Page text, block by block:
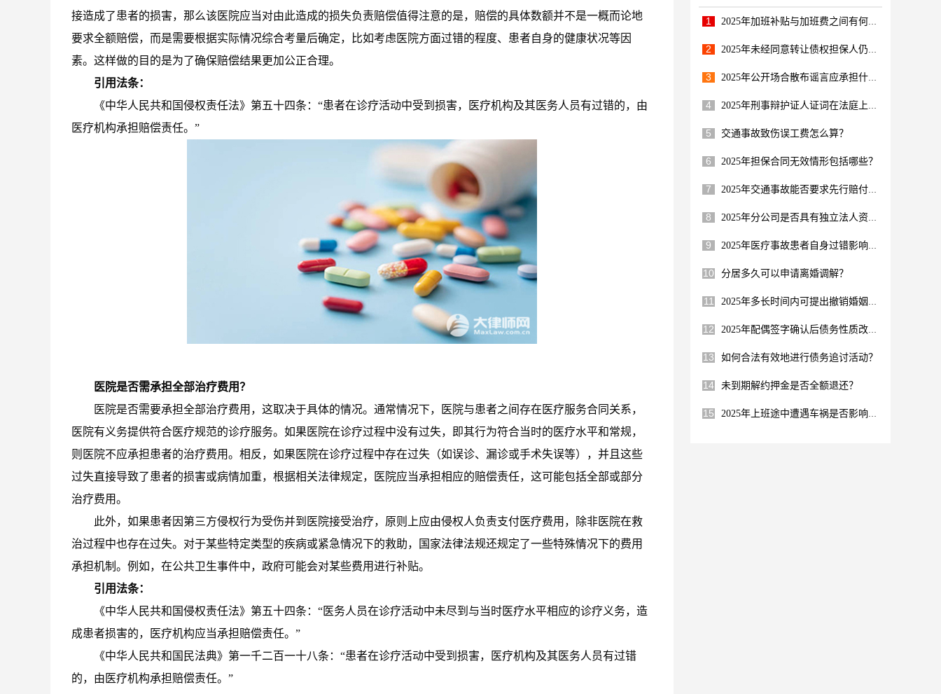
接造成了患者的损害，那么该医院应当对由此造成的损失负责赔偿值得注意的是，赔偿的具体数额并不是一概而论地
要求全额赔偿，而是需要根据实际情况综合考量后确定，比如考虑医院方面过错的程度、患者自身的健康状况等因
素。这样做的目的是为了确保赔偿结果更加公正合理。
引用法条：
《中华人民共和国侵权责任法》第五十四条：“患者在诊疗活动中受到损害，医疗机构及其医务人员有过错的，由
医疗机构承担赔偿责任。”
医院是否需承担全部治疗费用？
医院是否需要承担全部治疗费用，这取决于具体的情况。通常情况下，医院与患者之间存在医疗服务合同关系，
医院有义务提供符合医疗规范的诊疗服务。如果医院在诊疗过程中没有过失，即其行为符合当时的医疗水平和常规，
则医院不应承担患者的治疗费用。相反，如果医院在诊疗过程中存在过失（如误诊、漏诊或手术失误等），并且这些
过失直接导致了患者的损害或病情加重，根据相关法律规定，医院应当承担相应的赔偿责任，这可能包括全部或部分
治疗费用。
此外，如果患者因第三方侵权行为受伤并到医院接受治疗，原则上应由侵权人负责支付医疗费用，除非医院在救
治过程中也存在过失。对于某些特定类型的疾病或紧急情况下的救助，国家法律法规还规定了一些特殊情况下的费用
承担机制。例如，在公共卫生事件中，政府可能会对某些费用进行补贴。
引用法条：
《中华人民共和国侵权责任法》第五十四条：“医务人员在诊疗活动中未尽到与当时医疗水平相应的诊疗义务，造
成患者损害的，医疗机构应当承担赔偿责任。”
《中华人民共和国民法典》第一千二百一十八条：“患者在诊疗活动中受到损害，医疗机构及其医务人员有过错
的，由医疗机构承担赔偿责任。”
1 2025年加班补贴与加班费之间有何区别呢？
2 2025年未经同意转让债权担保人仍担责吗？
3 2025年公开场合散布谣言应承担什么责任？
4 2025年刑事辩护证人证词在法庭上多重要？
5 交通事故致伤误工费怎么算？
6 2025年担保合同无效情形包括哪些？
7 2025年交通事故能否要求先行赔付医疗费？
8 2025年分公司是否具有独立法人资格呢？
9 2025年医疗事故患者自身过错影响赔偿吗？
10 分居多久可以申请离婚调解？
11 2025年多长时间内可提出撤销婚姻请求？
12 2025年配偶签字确认后债务性质改变？
13 如何合法有效地进行债务追讨活动？
14 未到期解约押金是否全额退还？
15 2025年上班途中遭遇车祸是否影响年终奖?